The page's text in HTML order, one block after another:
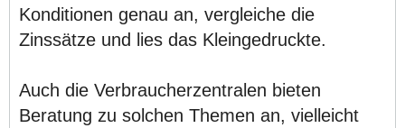
Konditionen genau an, vergleiche die
Zinssätze und lies das Kleingedruckte.
Auch die Verbraucherzentralen bieten
Beratung zu solchen Themen an, vielleicht